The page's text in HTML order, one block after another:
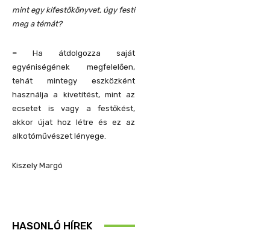
mint egy kifestőkönyvet, úgy festi
meg a témát?
– Ha átdolgozza saját
egyéniségének megfelelően,
tehát mintegy eszközként
használja a kivetítést, mint az
ecsetet is vagy a festőkést,
akkor újat hoz létre és ez az
alkotóművészet lényege.
Kiszely Margó
HASONLÓ HÍREK